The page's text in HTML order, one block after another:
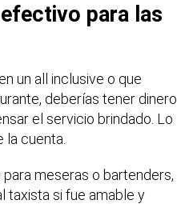
para las
un all inclusive o que
deberías tener dinero
el servicio brindado. Lo
la cuenta.
meseras o bartenders,
taxista si fue amable y